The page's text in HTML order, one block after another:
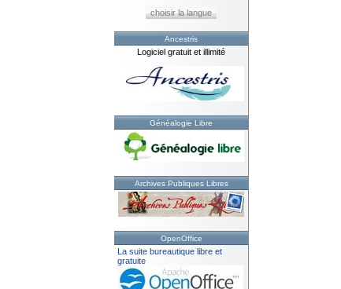
choisir la langue
Ancestris
Logiciel gratuit et illimité
Généalogie Libre
Archives Publiques Libres
OpenOffice
La suite bureautique libre et
gratuite